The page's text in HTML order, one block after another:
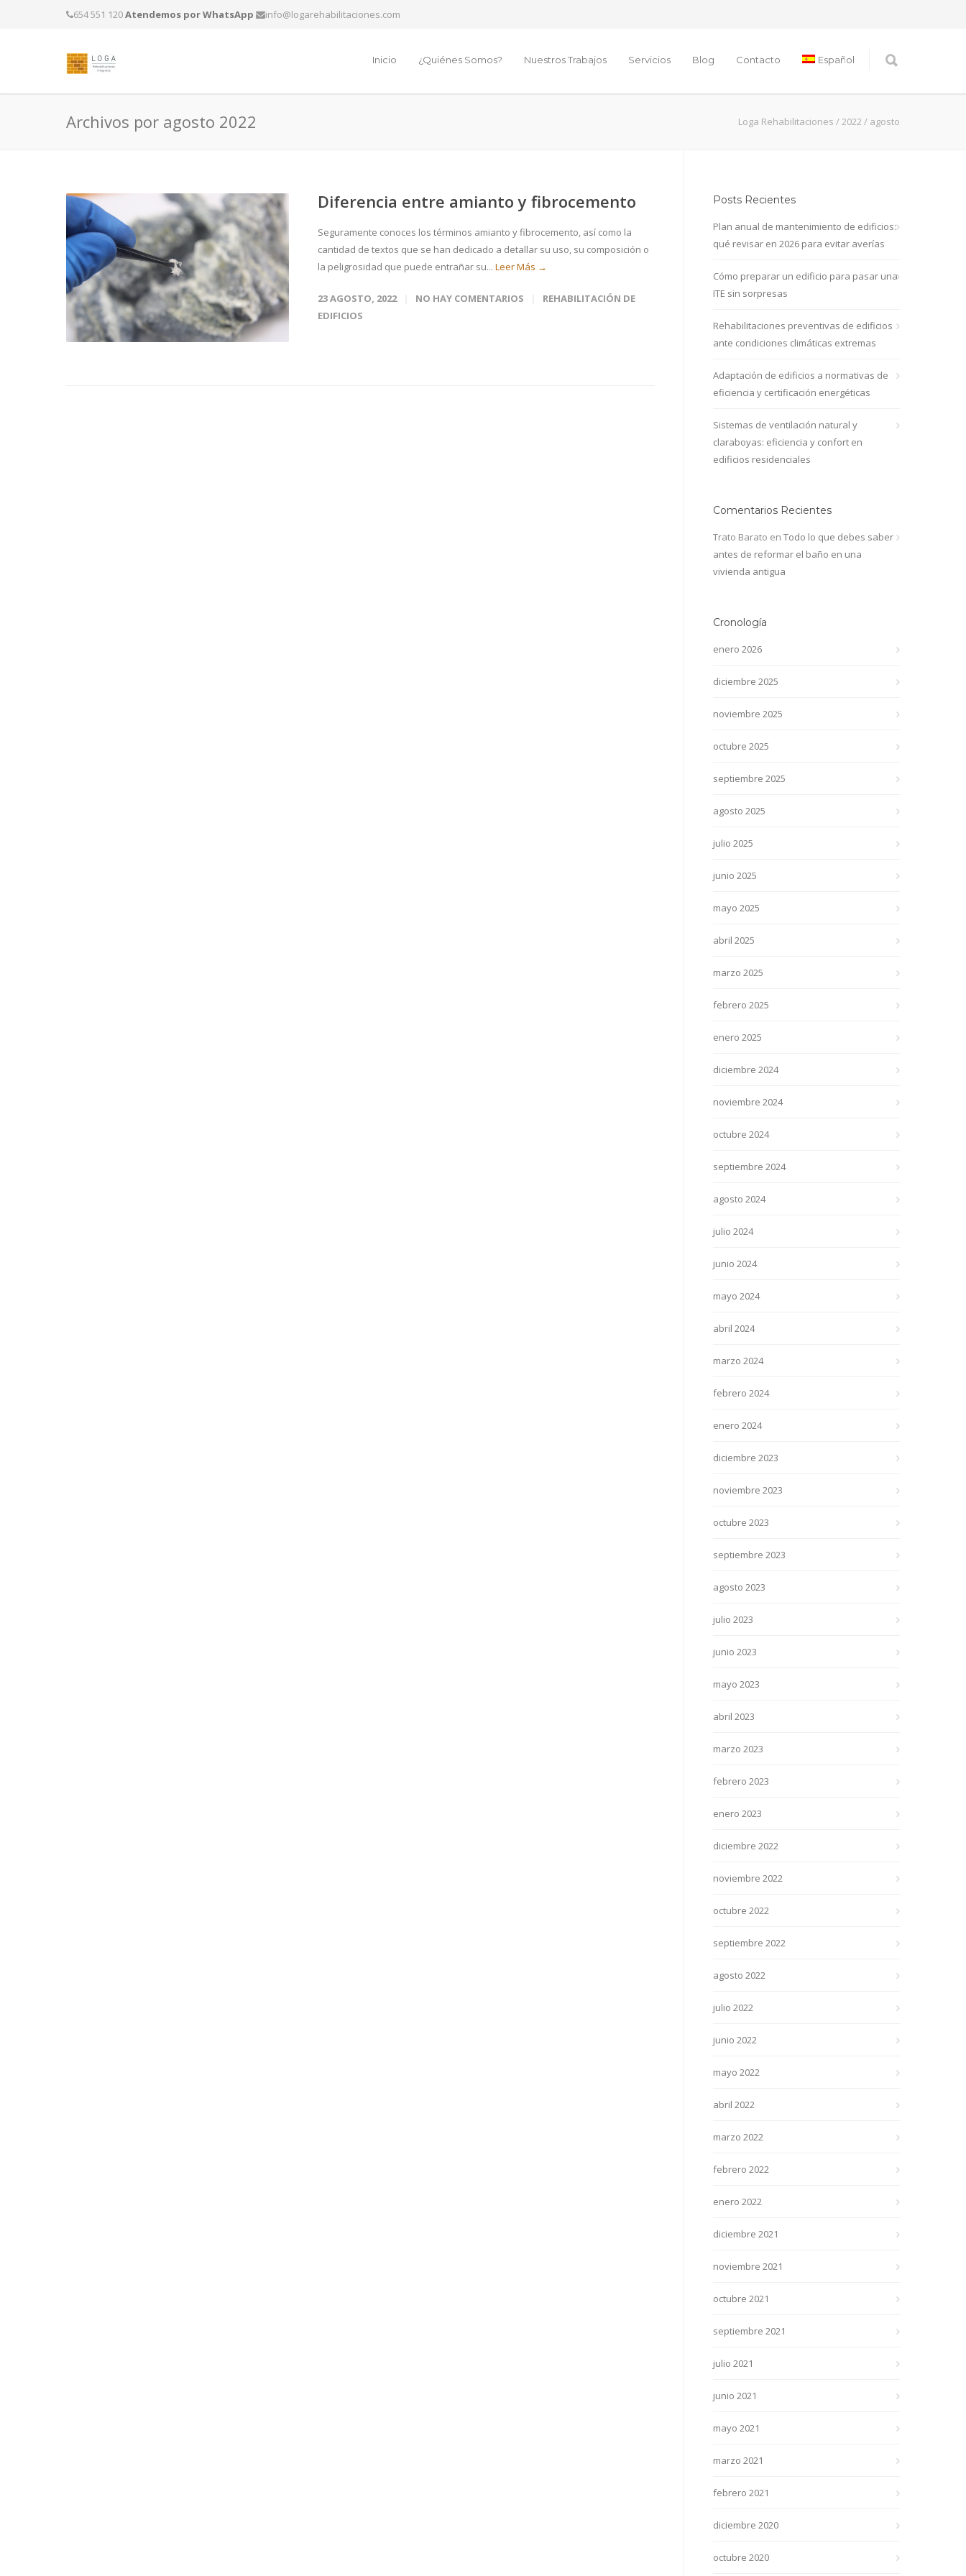
654 551 120Atendemos por WhatsApp info@logarehabilitaciones.com
Inicio ¿Quiénes Somos? Nuestros Trabajos Servicios Blog Contacto Español
Archivos por agosto 2022 Loga Rehabilitaciones /2022 / agosto
Diferencia entre amianto y fibrocemento
Seguramente conoces los términos amianto y fibrocemento, así como la
cantidad de textos que se han dedicado a detallar su uso, su composición o
la peligrosidad que puede entrañar su... Leer Más →
23 AGOSTO, 2022 NO HAY COMENTARIOS
REHABILITACIÓN DE
EDIFICIOS
Posts Recientes
Plan anual de mantenimiento de edificios:
qué revisar en 2026 para evitar averías
Cómo preparar un edificio para pasar una
ITE sin sorpresas
Rehabilitaciones preventivas de edificios
ante condiciones climáticas extremas
Adaptación de edificios a normativas de
eficiencia y certificación energéticas
Sistemas de ventilación natural y
claraboyas: eficiencia y confort en
edificios residenciales
Comentarios Recientes
Trato Barato en Todo lo que debes saber
antes de reformar el baño en una
vivienda antigua
Cronología
enero 2026
diciembre 2025
noviembre 2025
octubre 2025
septiembre 2025
agosto 2025
julio 2025
junio 2025
mayo 2025
abril 2025
marzo 2025
febrero 2025
enero 2025
diciembre 2024
noviembre 2024
octubre 2024
septiembre 2024
agosto 2024
julio 2024
junio 2024
mayo 2024
abril 2024
marzo 2024
febrero 2024
enero 2024
diciembre 2023
noviembre 2023
octubre 2023
septiembre 2023
agosto 2023
julio 2023
junio 2023
mayo 2023
abril 2023
marzo 2023
febrero 2023
enero 2023
diciembre 2022
noviembre 2022
octubre 2022
septiembre 2022
agosto 2022
julio 2022
junio 2022
mayo 2022
abril 2022
marzo 2022
febrero 2022
enero 2022
diciembre 2021
noviembre 2021
octubre 2021
septiembre 2021
julio 2021
junio 2021
mayo 2021
marzo 2021
febrero 2021
diciembre 2020
octubre 2020